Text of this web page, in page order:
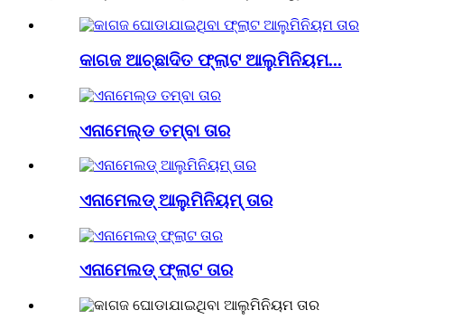
କାଗଜ ଆଚ୍ଛାଦିତ ଫ୍ଲାଟ ଆଲୁମିନିୟମ...
ଏନାମେଲ୍ଡ ତମ୍ବା ତାର
ଏନାମେଲଡ୍ ଆଲୁମିନିୟମ୍ ତାର
ଏନାମେଲଡ୍ ଫ୍ଲାଟ ତାର